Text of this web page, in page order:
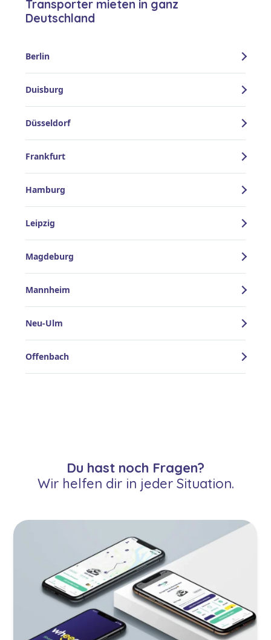
Transporter mieten in ganz
Deutschland
Berlin
Duisburg
Düsseldorf
Frankfurt
Hamburg
Leipzig
Magdeburg
Mannheim
Neu-Ulm
Offenbach
Du hast noch Fragen?
Wir helfen dir in jeder Situation.